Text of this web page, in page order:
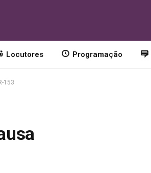
Locutores Programação
153